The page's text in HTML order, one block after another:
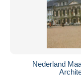
Nederland